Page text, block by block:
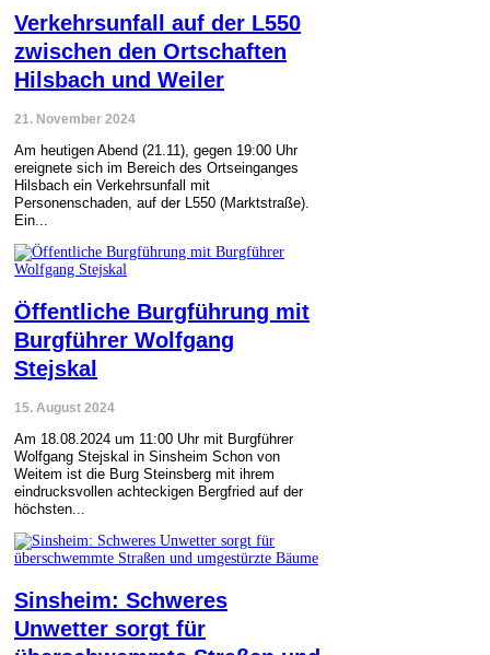
Verkehrsunfall auf der L550
zwischen den Ortschaften
Hilsbach und Weiler
21. November 2024
Am heutigen Abend (21.11), gegen 19:00 Uhr
ereignete sich im Bereich des Ortseinganges
Hilsbach ein Verkehrsunfall mit
Personenschaden, auf der L550 (Marktstraße).
Ein...
Öffentliche Burgführung mit
Burgführer Wolfgang
Stejskal
15. August 2024
Am 18.08.2024 um 11:00 Uhr mit Burgführer
Wolfgang Stejskal in Sinsheim Schon von
Weitem ist die Burg Steinsberg mit ihrem
eindrucksvollen achteckigen Bergfried auf der
höchsten...
Sinsheim: Schweres
Unwetter sorgt für